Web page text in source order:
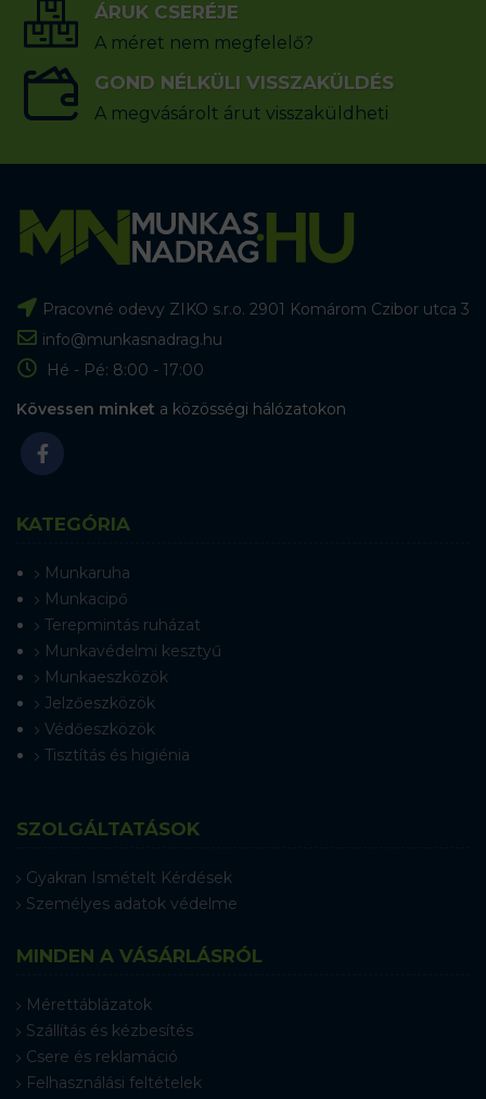
ÁRUK CSERÉJE
A méret nem megfelelő?
GOND NÉLKÜLI VISSZAKÜLDÉS
A megvásárolt árut visszaküldheti
Pracovné odevy ZIKO s.r.o. 2901 Komárom Czibor utca 3
info@munkasnadrag.hu
Hé - Pé: 8:00 - 17:00
Kövessen minket a közösségi hálózatokon
KATEGÓRIA
Munkaruha
Munkacipő
Terepmintás ruházat
Munkavédelmi kesztyű
Munkaeszközök
Jelzőeszközök
Védőeszközök
Tisztítás és higiénia
SZOLGÁLTATÁSOK
Gyakran Ismételt Kérdések
Személyes adatok védelme
MINDEN A VÁSÁRLÁSRÓL
Mérettáblázatok
Szállítás és kézbesítés
Csere és reklamáció
Felhasználási feltételek